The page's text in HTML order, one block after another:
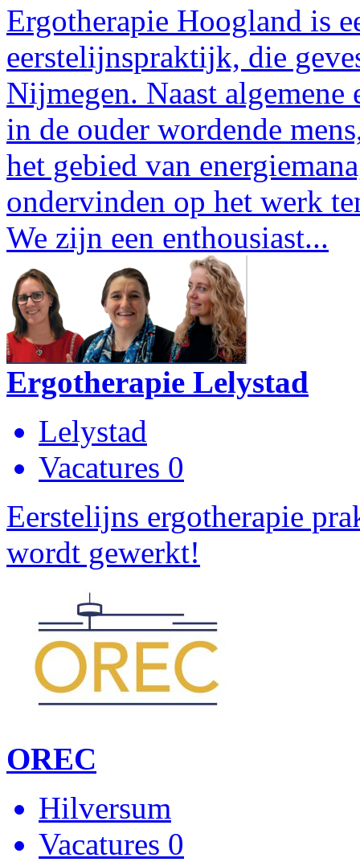
Ergotherapie Hoogland is
eerstelijnspraktijk, die
Nijmegen. Naast algemene
in de ouder wordende
het gebied van
ondervinden op het werk
We zijn een enthousiast...
Ergotherapie Lelystad
Lelystad
Vacatures 0
Eerstelijns ergotherapie
wordt gewerkt!
OREC
Hilversum
Vacatures 0